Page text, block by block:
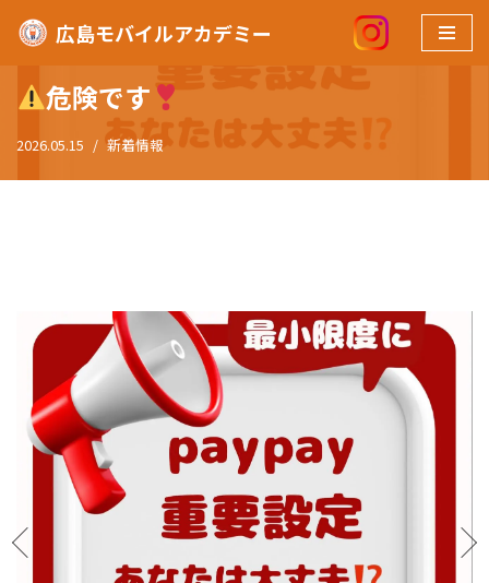
ン
テ
ン
広島モバイルアカデミー
ホーム» 危険です
危険です
2026.05.15 新着情報